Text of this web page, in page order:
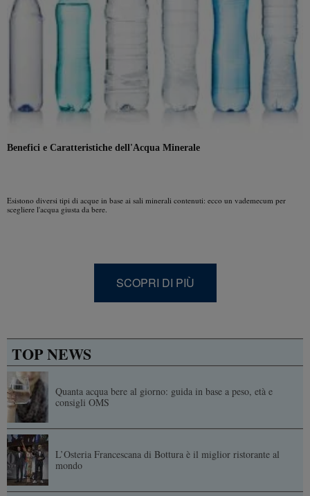
Benefici e Caratteristiche dell'Acqua Minerale
Esistono diversi tipi di acque in base ai sali minerali contenuti: ecco un vademecum per
scegliere l'acqua giusta da bere.
SCOPRI DI PIÙ
TOP NEWS
Quanta acqua bere al giorno: guida in base a peso, età e
consigli OMS
L’Osteria Francescana di Bottura è il miglior ristorante al
mondo